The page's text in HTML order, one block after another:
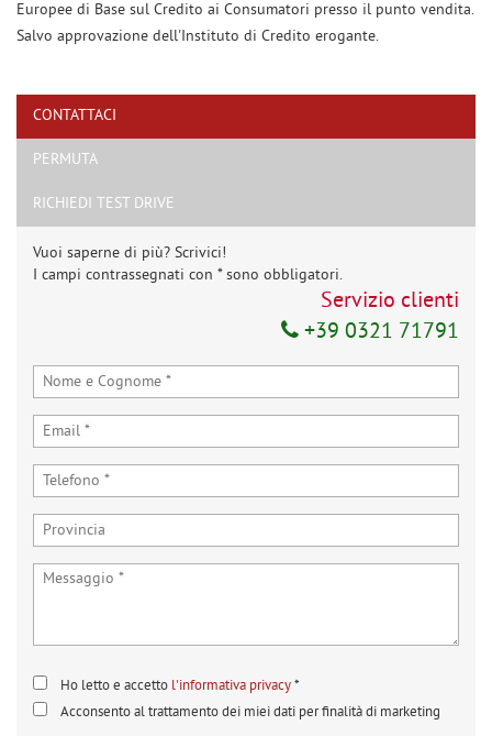
Ho letto e accetto
Acconsento al trattamento dei miei dati per finalità di marketing
Invia la tua richiesta
Europee di Base sul Credito ai Consumatori presso il punto vendita.
Salvo approvazione dell'Instituto di Credito erogante.
CONTATTACI
PERMUTA
RICHIEDI TEST DRIVE
Vuoi saperne di più? Scrivici!
I campi contrassegnati con * sono obbligatori.
Servizio clienti
+39 0321 71791
Ho letto e accetto l'informativa privacy*
Acconsento al trattamento dei miei dati per finalità di marketing